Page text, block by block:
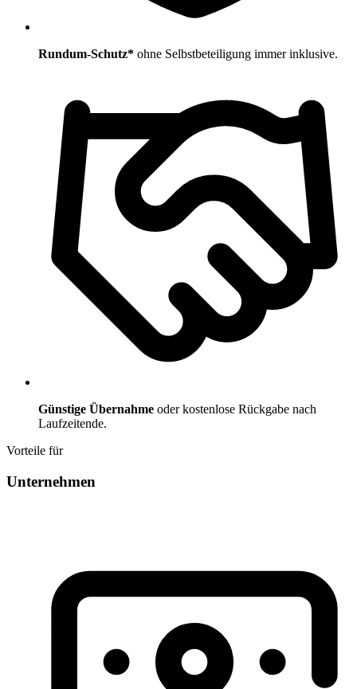
Rundum-Schutz* ohne Selbstbeteiligung immer inklusive.
Günstige Übernahme oder kostenlose Rückgabe nach
Laufzeitende.
Vorteile für
Unternehmen